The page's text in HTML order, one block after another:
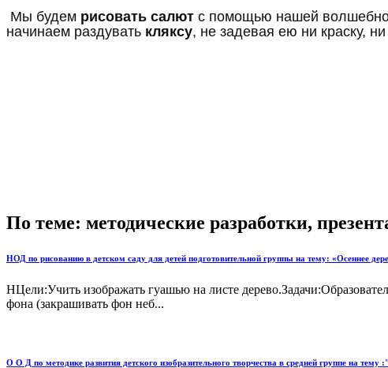
Мы будем рисовать салют с помощью нашей
начинаем раздувать кляксу, не задевая ею ни краску,
По теме: методические разработки,
НОД по рисованию в детском саду для детей подготовительной группы на тему: «Осеннее
НЦели:Учить изображать гуашью на листе
фона (закрашивать фон неб...
О О Д по методике развития детского изобразительного творчества в средней группе на